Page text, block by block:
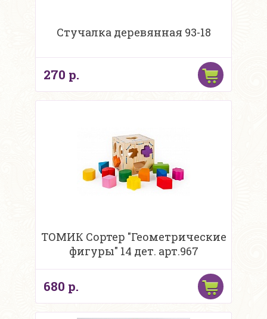
Стучалка деревянная 93-18
270 р.
ТОМИК Сортер "Геометрические
фигуры" 14 дет. арт.967
680 р.